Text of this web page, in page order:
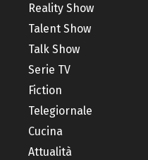
Reality Show
Talent Show
Talk Show
Serie TV
Fiction
Telegiornale
Cucina
Attualità